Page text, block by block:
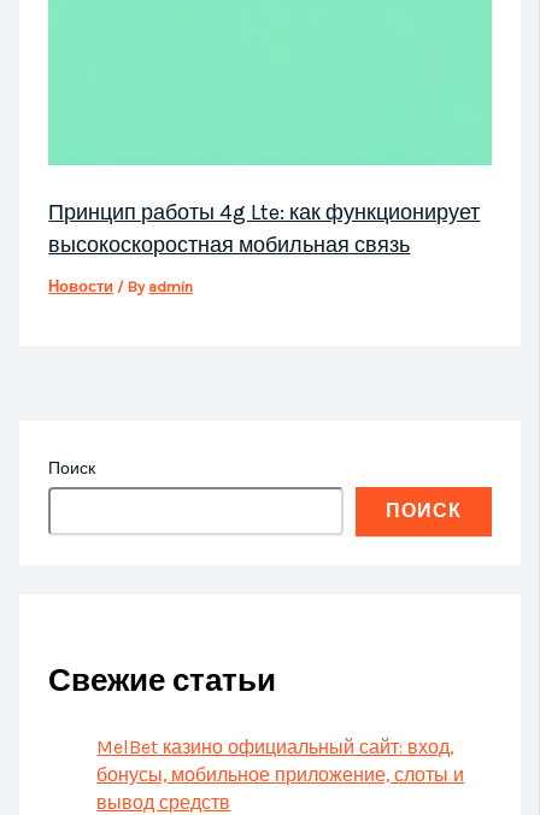
Принцип работы 4g Lte: как функционирует
высокоскоростная мобильная связь
Новости / By admin
Поиск
ПОИСК
Свежие статьи
MelBet казино официальный сайт: вход,
бонусы, мобильное приложение, слоты и
вывод средств